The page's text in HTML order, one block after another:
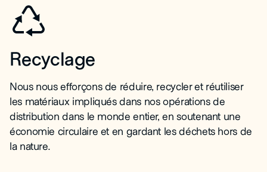
Recyclage
Nous nous efforçons de réduire, recycler et réutiliser
les matériaux impliqués dans nos opérations de
distribution dans le monde entier, en soutenant une
économie circulaire et en gardant les déchets hors de
la nature.